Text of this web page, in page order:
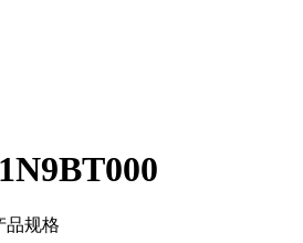
品规格